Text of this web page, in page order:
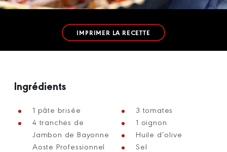
IMPRIMER LA RECETTE
Ingrédients
1 pâte brisée
4 tranches de
Jambon de Bayonne
Aoste Professionnel
3 tomates
1 oignon
Huile d’olive
Sel